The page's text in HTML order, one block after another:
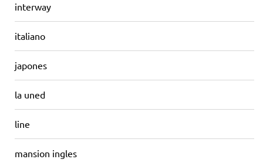
interway
italiano
japones
la uned
line
mansion ingles